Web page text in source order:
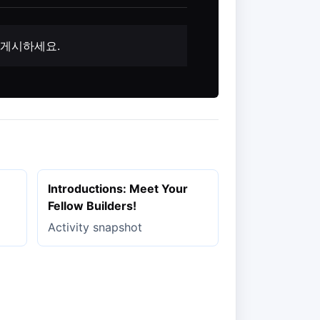
시하세요.
Introductions: Meet Your
Fellow Builders!
Activity snapshot